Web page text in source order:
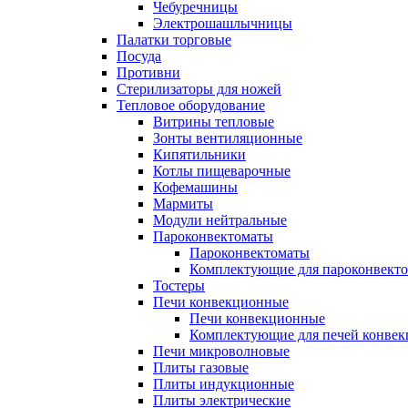
Чебуречницы
Электрошашлычницы
Палатки торговые
Посуда
Противни
Стерилизаторы для ножей
Тепловое оборудование
Витрины тепловые
Зонты вентиляционные
Кипятильники
Котлы пищеварочные
Кофемашины
Мармиты
Модули нейтральные
Пароконвектоматы
Пароконвектоматы
Комплектующие для
Тостеры
Печи конвекционные
Печи конвекционные
Комплектующие для печей
Печи микроволновые
Плиты газовые
Плиты индукционные
Плиты электрические